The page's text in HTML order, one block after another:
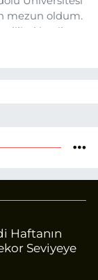
mezun oldum.
dijital içerik
Haftanın
Seviyeye